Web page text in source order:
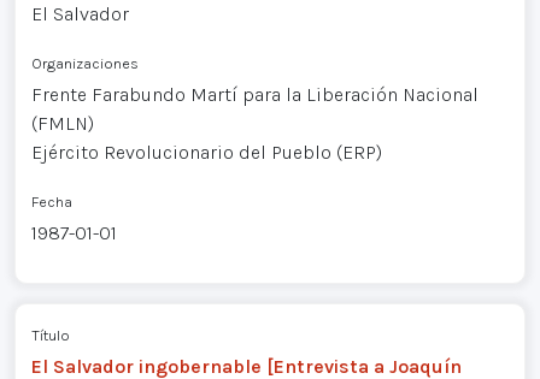
El Salvador
Organizaciones
Frente Farabundo Martí para la Liberación Nacional
(FMLN)
Ejército Revolucionario del Pueblo (ERP)
Fecha
1987-01-01
Título
El Salvador ingobernable [Entrevista a Joaquín